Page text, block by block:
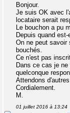
Bonjour.
Je suis OK avec
locataire serait
Le bouchon a pu
Depuis quand
On ne peut savoir
bouchés.
Ce n'est pas
Dans ce cas je
quelconque
Attendons d'autres
Cordialement.
M.
01 juillet 2016 à 13:24